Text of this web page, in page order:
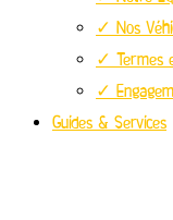
✓ Nos
✓ Termes
✓
Guides & Services